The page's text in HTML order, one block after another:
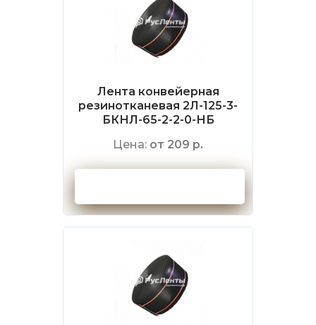
Лента конвейерная
резинотканевая 2Л-125-3-
БКНЛ-65-2-2-0-НБ
Цена: от 209 р.